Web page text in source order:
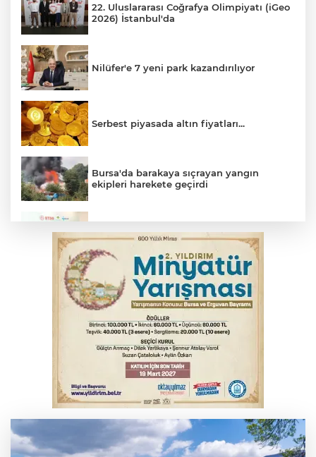
22. Uluslararası Coğrafya Olimpiyatı (iGeo
2026) İstanbul'da
Nilüfer'e 7 yeni park kazandırılıyor
Serbest piyasada altın fiyatları...
Bursa'da barakaya sıçrayan yangın
ekipleri harekete geçirdi
Osmangazi’de iş arayanlara destek
TOFAŞ Basketbol'da sağlık kontrolleri
başladı
Yargıtay’dan primle çalışanlara müjde
Bursa’da bugün hava nasıl olacak?